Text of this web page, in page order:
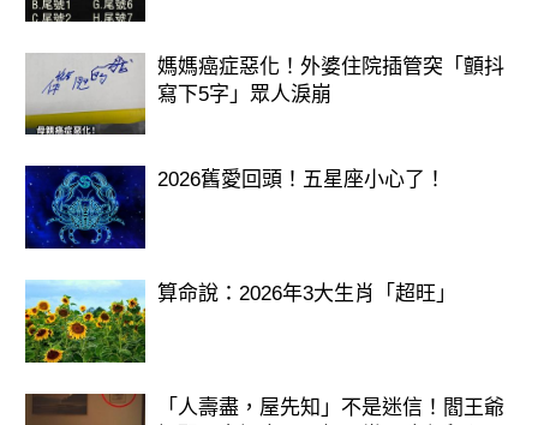
媽媽癌症惡化！外婆住院插管突「顫抖
寫下5字」眾人淚崩
2026舊愛回頭！五星座小心了！
算命說：2026年3大生肖「超旺」
「人壽盡，屋先知」不是迷信！閻王爺